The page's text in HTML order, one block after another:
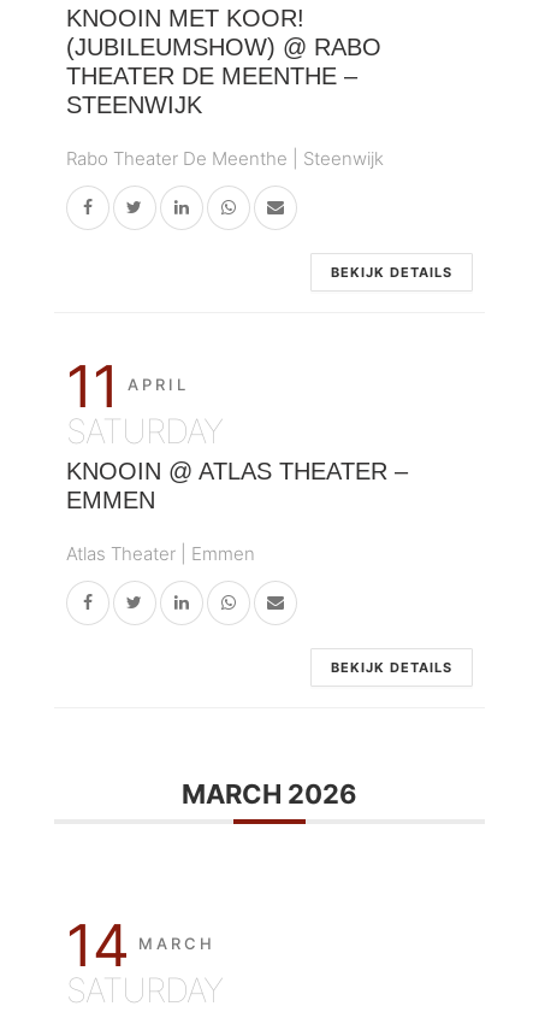
KNOOIN MET KOOR!
(JUBILEUMSHOW) @ RABO
THEATER DE MEENTHE –
STEENWIJK
Rabo Theater De Meenthe | Steenwijk
BEKIJK DETAILS
11 APRIL
SATURDAY
KNOOIN @ ATLAS THEATER –
EMMEN
Atlas Theater | Emmen
BEKIJK DETAILS
MARCH 2026
14 MARCH
SATURDAY